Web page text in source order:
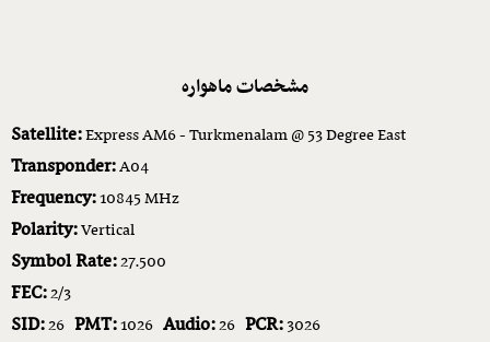
مشخصات ماهواره
Satellite:Express AM6 - Turkmenalam @ 53 Degree East
Transponder:A04
Frequency:10845 MHz
Polarity:Vertical
Symbol Rate:27.500
FEC:2/3
SID:26 PMT:1026 Audio:26 PCR:3026